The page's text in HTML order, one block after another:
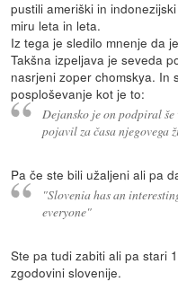
pustili ameriški in
miru leta in leta.
Iz tega je sledilo mnenje da
Takšna izpeljava je seveda
nasrjeni zoper chomskya. In
posploševanje kot je to:
Dejansko je on podpiral še
pojavil za časa njegovega
Pa če ste bili užaljeni ali pa
"Slovenia has an
everyone"
Ste pa tudi zabiti ali pa stari
zgodovini slovenije.